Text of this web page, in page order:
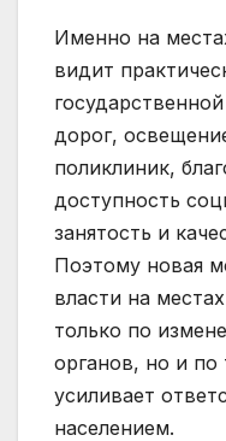
Именно на
видит
дорог,
поликлиник,
доступность
занятость и
Поэтому новая
власти на
только по
органов, но и по
усиливает
населением.